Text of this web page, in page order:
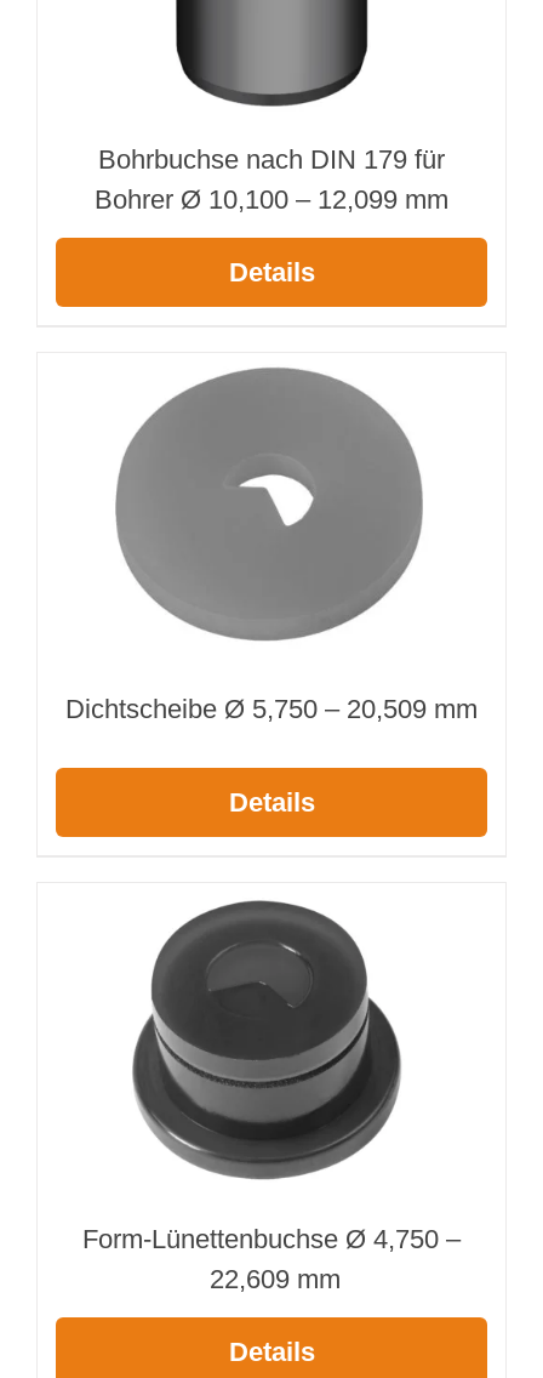
Bohrbuchse nach DIN 179 für
Bohrer Ø 10,100 – 12,099 mm
Details
Dichtscheibe Ø 5,750 – 20,509 mm
Details
Form-Lünettenbuchse Ø 4,750 –
22,609 mm
Details